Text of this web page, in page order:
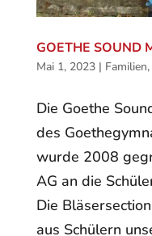
GOETHE SOUND
Mai 1, 2023| Familien,
Die Goethe
des
wurde 2008
AG an die
Die
aus Schülern